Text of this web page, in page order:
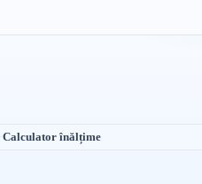
·Calculator înălțime